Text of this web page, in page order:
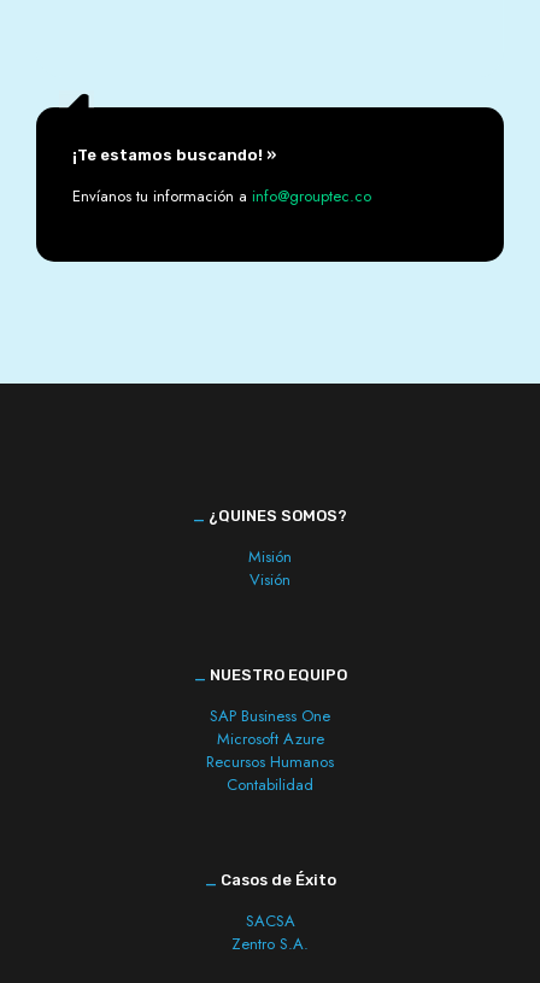
¡Te estamos buscando! »
Envíanos tu información a info@grouptec.co
_ ¿QUINES SOMOS?
Misión
Visión
_ NUESTRO EQUIPO
SAP Business One
Microsoft Azure
Recursos Humanos
Contabilidad
_ Casos de Éxito
SACSA
Zentro S.A.